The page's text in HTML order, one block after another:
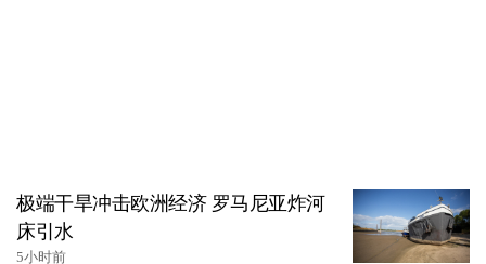
极端干旱冲击欧洲经济 罗马尼亚炸河
床引水
5小时前